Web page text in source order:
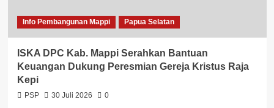
Info Pembangunan Mappi Papua Selatan
ISKA DPC Kab. Mappi Serahkan Bantuan
Keuangan Dukung Peresmian Gereja Kristus Raja
Kepi
PSP 30 Juli 2026 0